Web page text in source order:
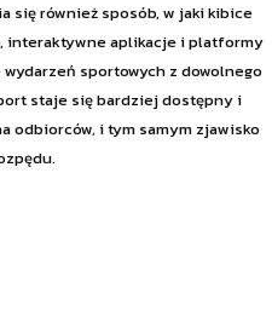
się również sposób, w jaki kibice
interaktywne aplikacje i platformy
sportowych z dowolnego
staje się bardziej dostępny i
odbiorców, i tym samym zjawisko